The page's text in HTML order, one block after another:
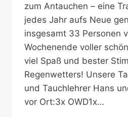
zum Antauchen – eine
jedes Jahr aufs Neue
insgesamt 33 Personen
Wochenende voller
viel Spaß und bester
Regenwetters! Unsere
und Tauchlehrer Hans
vor Ort:3x OWD1x…